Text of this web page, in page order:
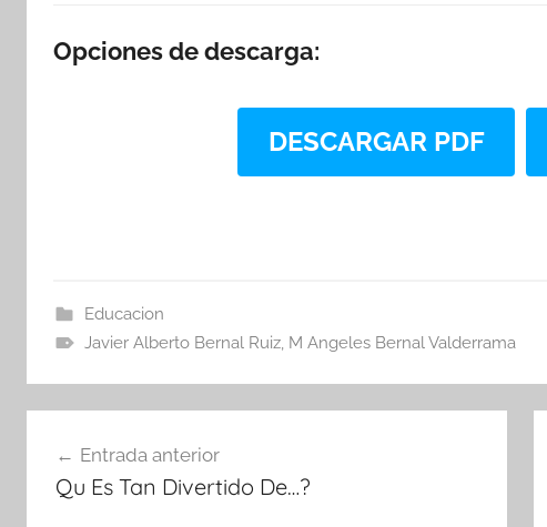
Opciones de descarga:
DESCARGAR PDF
Educacion
Javier Alberto Bernal Ruiz, M Angeles Bernal Valderrama
de
entradas
Entrada anterior
Qu Es Tan Divertido De…?